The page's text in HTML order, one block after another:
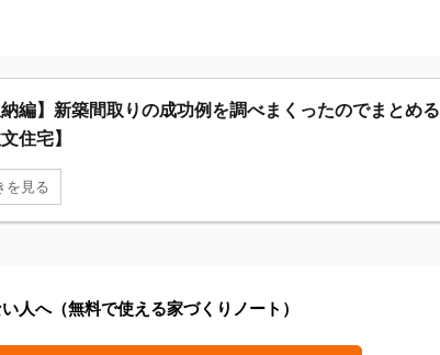
納編】新築間取りの成功例を調べまくったのでまとめる
文住宅】
を見る
人へ（無料で使える家づくりノート）